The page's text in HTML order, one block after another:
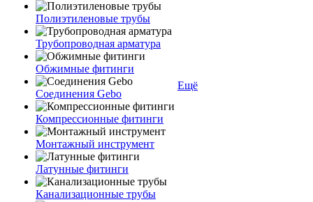
Полиэтиленовые трубы
Трубопроводная арматура
Обжимные фитинги
Соединения Gebo
Компрессионные фитинги
Монтажный инструмент
Латунные фитинги
Канализационные трубы
Ещё